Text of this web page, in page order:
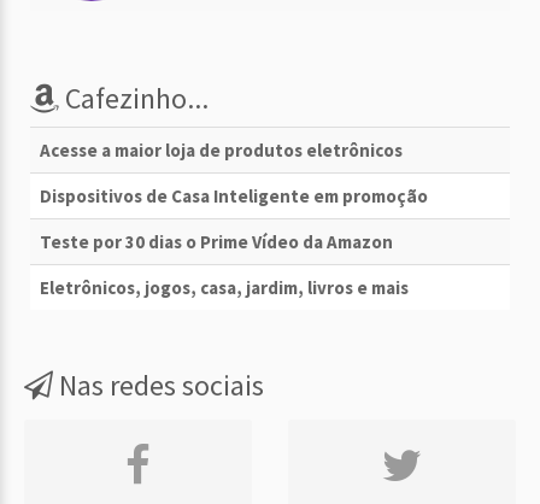
Cafezinho...
Acesse a maior loja de produtos eletrônicos
Dispositivos de Casa Inteligente em promoção
Teste por 30 dias o Prime Vídeo da Amazon
Eletrônicos, jogos, casa, jardim, livros e mais
Nas redes sociais